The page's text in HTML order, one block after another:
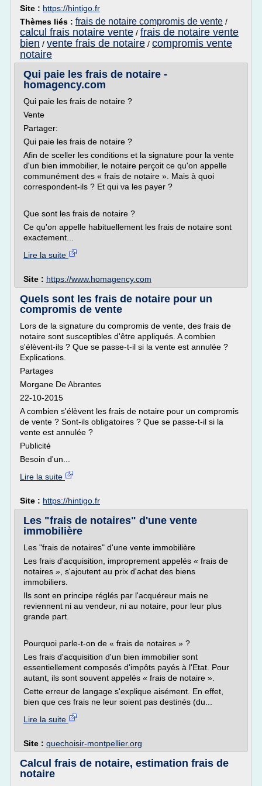
Site : https://hintigo.fr
Thèmes liés : frais de notaire compromis de vente /
calcul frais notaire vente / frais de notaire vente
bien / vente frais de notaire / compromis vente
notaire
Qui paie les frais de notaire -
homagency.com
Qui paie les frais de notaire ?
Vente
Partager:
Qui paie les frais de notaire ?
Afin de sceller les conditions et la signature pour la vente
d'un bien immobilier, le notaire perçoit ce qu'on appelle
communément des « frais de notaire ». Mais à quoi
correspondent-ils ? Et qui va les payer ?
Que sont les frais de notaire ?
Ce qu'on appelle habituellement les frais de notaire sont
exactement...
Lire la suite
Site : https://www.homagency.com
Quels sont les frais de notaire pour un
compromis de vente
Lors de la signature du compromis de vente, des frais de
notaire sont susceptibles d'être appliqués. A combien
s'élèvent-ils ? Que se passe-t-il si la vente est annulée ?
Explications.
Partages
Morgane De Abrantes
22-10-2015
A combien s'élèvent les frais de notaire pour un compromis
de vente ? Sont-ils obligatoires ? Que se passe-t-il si la
vente est annulée ?
Publicité
Besoin d'un...
Lire la suite
Site : https://hintigo.fr
Les "frais de notaires" d'une vente
immobilière
Les "frais de notaires" d'une vente immobilière
Les frais d'acquisition, improprement appelés « frais de
notaires », s'ajoutent au prix d'achat des biens
immobiliers.
Ils sont en principe réglés par l'acquéreur mais ne
reviennent ni au vendeur, ni au notaire, pour leur plus
grande part.
Pourquoi parle-t-on de « frais de notaires » ?
Les frais d'acquisition d'un bien immobilier sont
essentiellement composés d'impôts payés à l'Etat. Pour
autant, ils sont souvent appelés « frais de notaire ».
Cette erreur de langage s'explique aisément. En effet,
bien que ces frais ne leur soient pas destinés (du...
Lire la suite
Site : quechoisir-montpellier.org
Calcul frais de notaire, estimation frais de
notaire